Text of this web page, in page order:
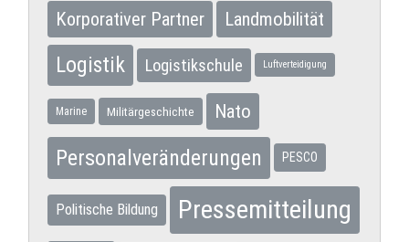
Korporativer Partner Landmobilität
Logistik Logistikschule Luftverteidigung
Marine Militärgeschichte Nato
Personalveränderungen PESCO
Politische Bildung Pressemitteilung